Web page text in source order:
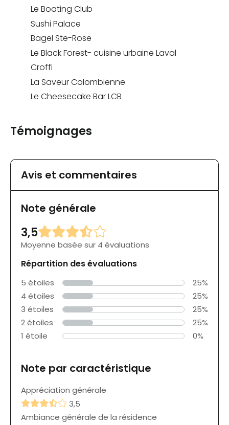
Le Boating Club
Sushi Palace
Bagel Ste-Rose
Le Black Forest- cuisine urbaine Laval
Croffi
La Saveur Colombienne
Le Cheesecake Bar LCB
Témoignages
Avis et commentaires
Note générale
3,5
Moyenne basée sur 4 évaluations
Répartition des évaluations
5 étoiles
25%
4 étoiles
25%
3 étoiles
25%
2 étoiles
25%
1 étoile
0%
Note par caractéristique
Appréciation générale
3,5
Ambiance générale de la résidence